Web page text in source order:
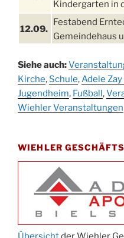
Kindergarten in
12.09.
Festabend
Gemeindehaus
13.09.
Stadtteilhaus
19.09.
Schlagerabend
Drabenderhöhe
Kinderbibeltag
12 Uhr
09.10.
Afterwork-
Kirche
10.10.
Siehe auch:
Kirche, Schule,Adele
Jugendheim, Fußball,
Wiehler Veranstaltungen
WIEHLER